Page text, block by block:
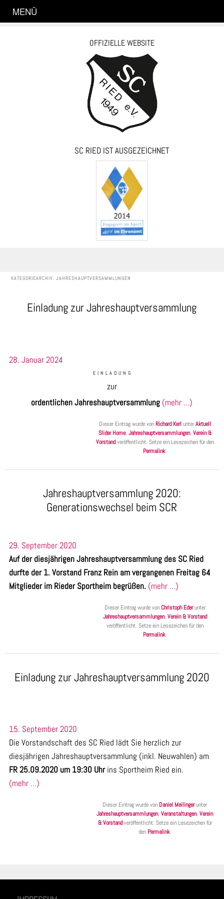
OFFIZIELLE WEBSITE
SC RIED IST AUSGEZEICHNET
MENÜ
KATEGORIEARCHIV: JAHRESHAUPTVERSAMMLUNGEN
Einladung zur Jahreshauptversammlung
28. Januar 2024
E I N L A D U N G
zur
ordentlichen Jahreshauptversammlung (mehr …)
Dieser Eintrag wurde vonRichard KerlunterAktuell
Slider Home, Jahreshauptversammlungen, Verein &
Vorstandveröffentlicht. Setze ein Lesezeichen für den
Permalink.
Jahreshauptversammlung 2020:
Generationswechsel beim SCR
29. September 2020
Auf der diesjährigen Jahreshauptversammlung des SC Ried
durfte der 1. Vorstand Franz Rein am vergangenen Freitag 64
Mitglieder im Rieder Sportheim begrüßen. (mehr …)
Dieser Eintrag wurde vonChristoph Ederunter
Jahreshauptversammlungen, Verein & Vorstand
veröffentlicht. Setze ein Lesezeichen für den
Permalink.
Einladung zur Jahreshauptversammlung 2020
15. September 2020
Die Vorstandschaft des SC Ried lädt Sie herzlich zur
diesjährigen Jahreshauptversammlung (inkl. Neuwahlen) am
FR 25.09.2020 um 19:30 Uhrins Sportheim Ried ein.
(mehr …)
Dieser Eintrag wurde von Daniel Meilingerunter
Jahreshauptversammlungen,Veranstaltungen,Verein
& Vorstandveröffentlicht. Setze ein Lesezeichen für
den Permalink.